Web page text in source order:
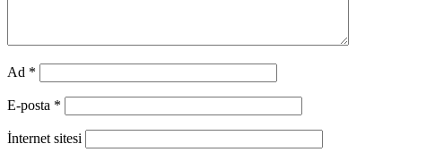
Ad *
E-posta *
İnternet sitesi